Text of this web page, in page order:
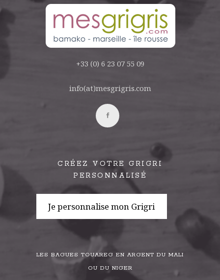
+33 (0) 6 23 07 55 09
info(at)mesgrigris.com
CRÉEZ VOTRE GRIGRI
PERSONNALISÉ
Je personnalise mon Grigri
LES BAGUES TOUAREG EN ARGENT DU MALI
OU DU NIGER